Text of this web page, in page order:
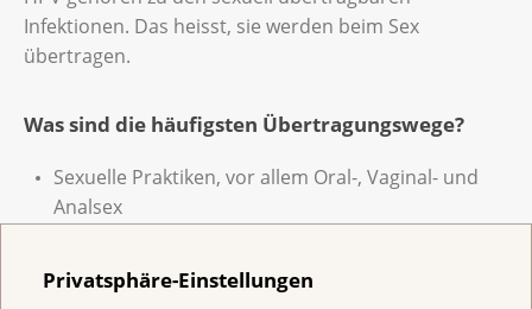
Privatsphäre-Einstellungen
Infektionen. Das heisst, sie werden beim Sex
übertragen.
Was sind die häufigsten Übertragungswege?
Sexuelle Praktiken, vor allem Oral-, Vaginal- und
Analsex
Hände